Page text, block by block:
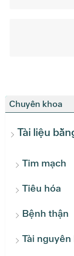
Chuyên khoa
Tài liệu
Tim mạch
Tiêu hóa
Bệnh thận
Tài